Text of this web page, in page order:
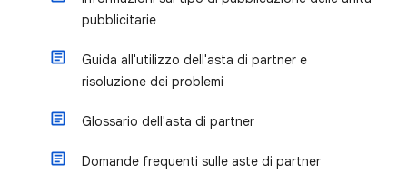
pubblicitarie
Guida all'utilizzo dell'asta di partner e
risoluzione dei problemi
Glossario dell'asta di partner
Domande frequenti sulle aste di partner